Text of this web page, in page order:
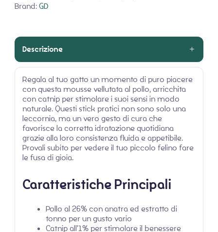
Brand:GD
Descrizione
Regala al tuo gatto un momento di puro piacere
con questa mousse vellutata al pollo, arricchita
con catnip per stimolare i suoi sensi in modo
naturale. Questi stick pratici non sono solo una
leccornia, ma un vero gesto di cura che
favorisce la corretta idratazione quotidiana
grazie alla loro consistenza fluida e appetibile.
Provali subito per vedere il tuo piccolo felino fare
le fusa di gioia.
Caratteristiche Principali
Pollo al 26% con anatra ed estratto di
tonno per un gusto vario
Catnip all'1% per stimolare il benessere